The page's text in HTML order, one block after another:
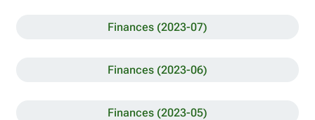
Finances (2023-07)
Finances (2023-06)
Finances (2023-05)